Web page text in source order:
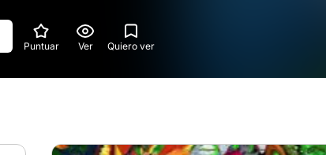
Puntuar Ver Quiero ver